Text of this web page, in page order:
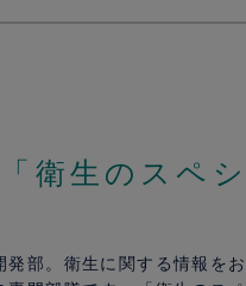
衛生のスペシ
部。衛生に関する情報をお